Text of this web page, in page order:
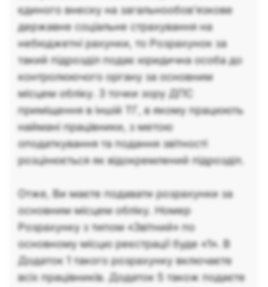
єдиного внеску на загальнообов’язкове
державне соціальне страхування на
небюджетні рахунки, то Розрахунок за
такий підрозділ подає юридична особа до
контролюючого органу за основним
місцем обліку. З точки зору ДПС
приміщення в іншій ТГ, в якому працюють
наймані працівники, з метою
оподаткування та подання звітності
розцінюється як відокремлений підрозділ.
Отже, Ви маєте подавати розрахунки за
основним місцем обліку. Номер
Розрахунку з типом «Звітний» по
основному місцю реєстрації буде «1». В
Додаток 1 такого розрахунку включаєте
всіх працівників. Додаток 5 також подаєте